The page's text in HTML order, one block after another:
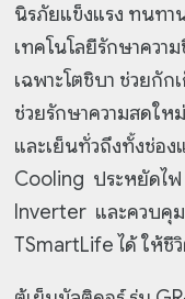
นิรภัยแข็งแรง ทนทา
เทคโนโลยีรักษาควา
เฉพาะโตชิบา ช่วยกั
ช่วยรักษาความสดให
และเย็นทั่วถึงทั้งช่อง
Cooling ประหยัดไ
Inverter และควบคุ
TSmartLife ได้ ให้